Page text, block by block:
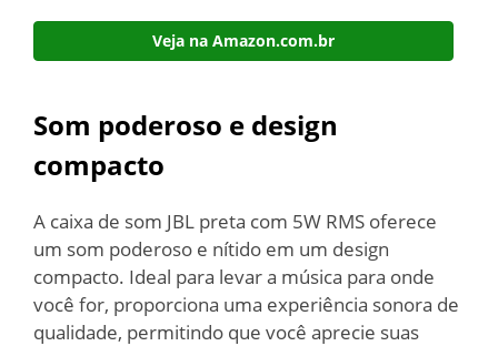
Veja na Amazon.com.br
Som poderoso e design
compacto
A caixa de som JBL preta com 5W RMS oferece
um som poderoso e nítido em um design
compacto. Ideal para levar a música para onde
você for, proporciona uma experiência sonora de
qualidade, permitindo que você aprecie suas